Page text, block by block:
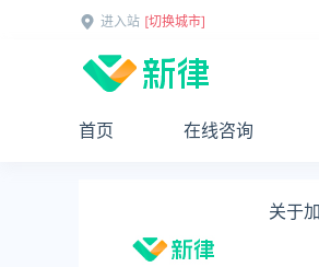
进入站 [切换城市]
首页 在线咨询
关于